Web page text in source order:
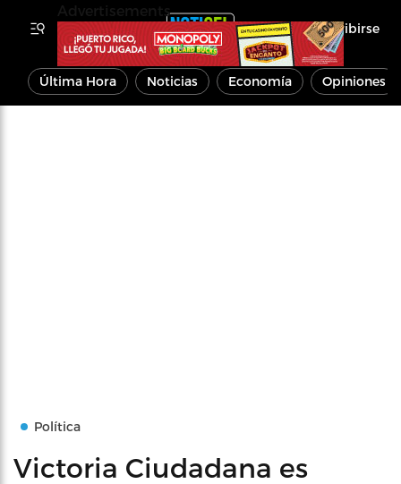
Inscribirse
Última Hora Noticias Economía Opiniones
Política
Victoria Ciudadana es
Advertisements